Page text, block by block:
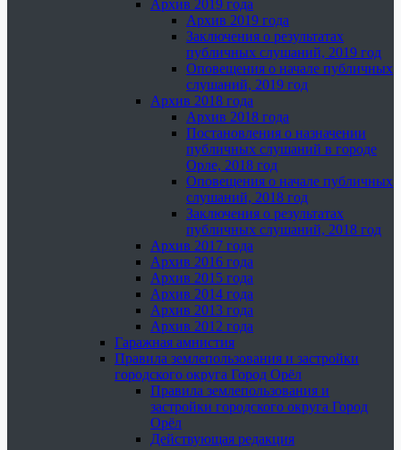
Архив 2019 года
Архив 2019 года
Заключения о результатах
публичных слушаний, 2019 год
Оповещения о начале публичных
слушаний, 2019 год
Архив 2018 года
Архив 2018 года
Постановления о назначении
публичных слушаний в городе
Орле, 2018 год
Оповещения о начале публичных
слушаний, 2018 год
Заключения о результатах
публичных слушаний, 2018 год
Архив 2017 года
Архив 2016 года
Архив 2015 года
Архив 2014 года
Архив 2013 года
Архив 2012 года
Гаражная амнистия
Правила землепользования и застройки
городского округа Город Орёл
Правила землепользования и
застройки городского округа Город
Орёл
Действующая редакция